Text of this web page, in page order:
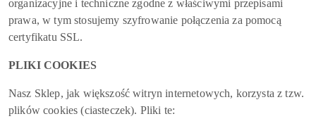
organizacyjne i techniczne zgodne z właściwymi przepisami
prawa, w tym stosujemy szyfrowanie połączenia za pomocą
certyfikatu SSL.
PLIKI COOKIES
Nasz Sklep, jak większość witryn internetowych, korzysta z tzw.
plików cookies (ciasteczek). Pliki te: